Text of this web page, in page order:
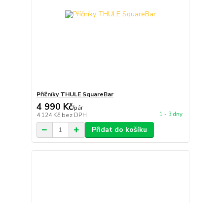
Příčníky THULE SquareBar
4 990 Kč/pár
4 124 Kč bez DPH 1 - 3 dny
Přidat do košíku